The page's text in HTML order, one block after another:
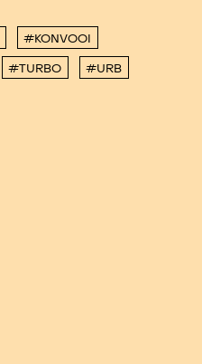
#KONVOOI
#TURBO #URB